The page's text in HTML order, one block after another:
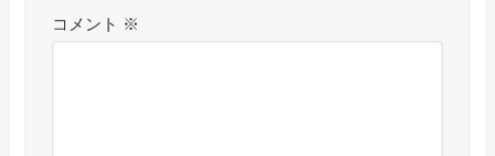
コメント ※